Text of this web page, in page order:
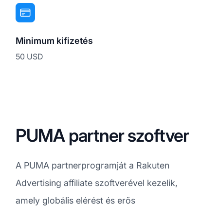
Minimum kifizetés
50 USD
PUMA partner szoftver
A PUMA partnerprogramját a Rakuten
Advertising affiliate szoftverével kezelik,
amely globális elérést és erős